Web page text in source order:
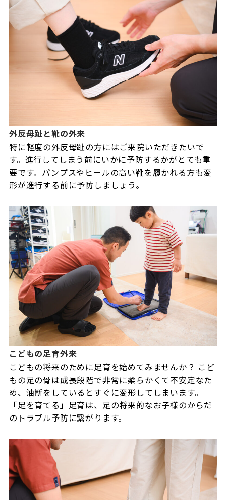
外反母趾と靴の外来
特に軽度の外反母趾の方にはご来院いただきたいで
す。進行してしまう前にいかに予防するかがとても重
要です。パンプスやヒールの高い靴を履かれる方も変
形が進行する前に予防しましょう。
こどもの足育外来
こどもの将来のために足育を始めてみませんか？ こど
もの足の骨は成長段階で非常に柔らかくて不安定なた
め、油断をしているとすぐに変形してしまいます。
「足を育てる」足育は、足の将来的なお子様のからだ
のトラブル予防に繋がります。